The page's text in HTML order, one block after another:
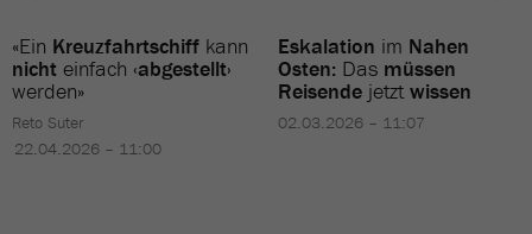
«Ein Kreuzfahrtschiff kann
nicht einfach ‹abgestellt›
werden»
Reto Suter
22.04.2026 – 11:00
Eskalation im Nahen
Osten: Das müssen
Reisende jetztwissen
02.03.2026 – 11:07